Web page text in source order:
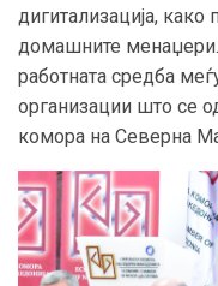
дигитализација, како
домашните
работната средба
организации што се
комора на Северна